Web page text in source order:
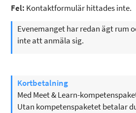
Fel: Kontaktformulär hittades inte.
Evenemanget har redan ägt rum
inte att anmäla sig.
Kortbetalning
Med Meet & Learn-
Utan kompetenspaketet betalar